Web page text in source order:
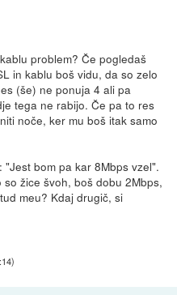
problem? Če pogledaš
in kablu boš vidu, da so zelo
(še) ne ponuja 4 ali pa
tega ne rabijo. Če pa to res
noče, ker mu boš itak samo
bom pa kar 8Mbps vzel".
žice švoh, boš dobu 2Mbps,
meu? Kdaj drugič, si
)